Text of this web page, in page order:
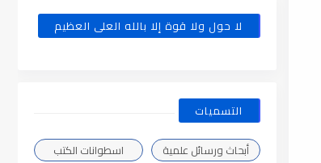
لا حول ولا قوة إلا بالله العلى العظيم
التسميات
أبحاث ورسائل علمية
اسطوانات الكتب